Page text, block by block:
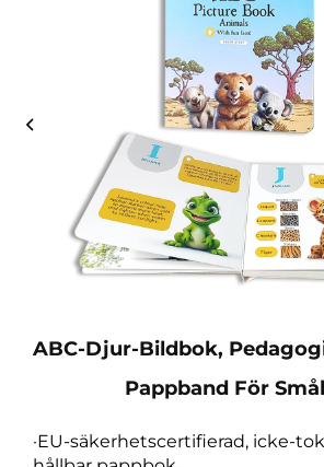
ABC-Djur-Bildbok,
Pappband För
·EU-säkerhetscertifierad, icke-